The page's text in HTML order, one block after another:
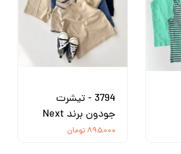
3794 - تیشرت
جودون برند Next
۸۹۵,۰۰۰ تومان